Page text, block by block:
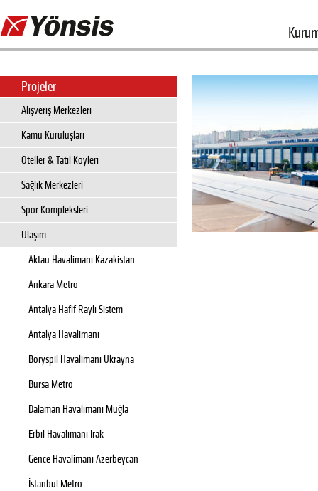
Projeler
Alışveriş Merkezleri
Kamu Kuruluşları
Oteller & Tatil Köyleri
Sağlık Merkezleri
Spor Kompleksleri
Ulaşım
Aktau Havalimanı Kazakistan
Ankara Metro
Antalya Hafif Raylı Sistem
Antalya Havalimanı
Boryspil Havalimanı Ukrayna
Bursa Metro
Dalaman Havalimanı Muğla
Erbil Havalimanı Irak
Gence Havalimanı Azerbeycan
İstanbul Metro